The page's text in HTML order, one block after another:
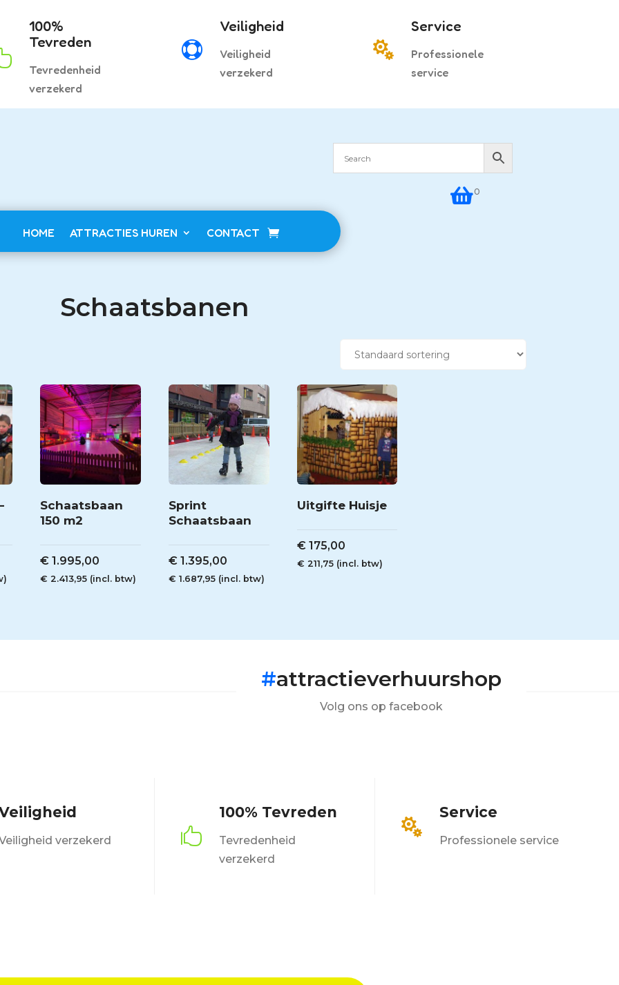
100%
Tevreden
Tevredenheid
verzekerd

Veiligheid
Veiligheid
verzekerd

Service
Professionele
service
0
HOME ATTRACTIES HUREN CONTACT
Schaatsbanen
Schaatsbaan
150 m2
€ 1.995,00
€ 2.413,95 (incl. btw)
Sprint
Schaatsbaan
€ 1.395,00
€ 1.687,95 (incl. btw)
Uitgifte Huisje
€ 175,00
€ 211,75 (incl. btw)
#attractieverhuurshop
Volg ons op facebook
verzekerd 
100% Tevreden
Tevredenheid
verzekerd

Service
Professionele service